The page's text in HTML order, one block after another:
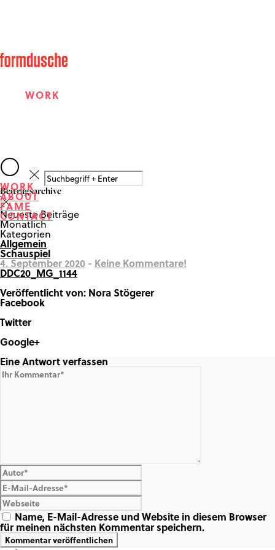
WORK
FAME
CONTACT
WORK
ABOUT
FAME
CONTACT
Beitragsarchive
Neueste Beiträge
Monatlich
Kategorien
Allgemein
Schauspiel
4. September 2020 - Keine Kommentare!
DDC20_MG_1144
Veröffentlicht von: Nora Stögerer
Facebook
Twitter
Google+
Share on Google+
Eine Antwort verfassen
Name, E-Mail-Adresse und Website in diesem Browser
für meinen nächsten Kommentar speichern.